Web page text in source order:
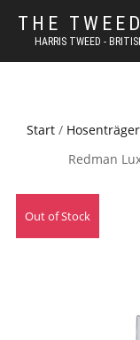
THE
HARRIS TWEED -
Start/ Hosenträger
Redman
Out of Stock